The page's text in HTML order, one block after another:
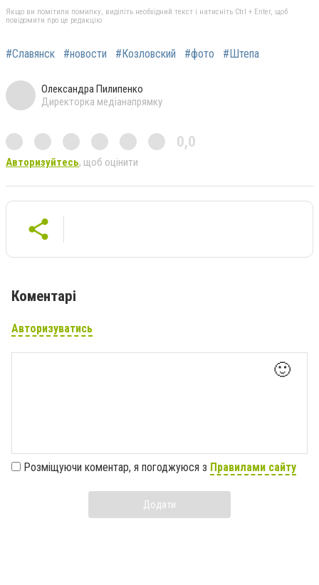
Якщо ви помітили помилку, виділіть необхідний текст і натисніть Ctrl + Enter, щоб
повідомити про це редакцію
#Славянск #новости #Козловский #фото #Штепа
Олександра Пилипенко
Директорка медіанапрямку
0,0
Авторизуйтесь, щоб оцінити
Коментарі
Авторизуватись
🙂
Розміщуючи коментар, я погоджуюся з Правилами сайту
Додати